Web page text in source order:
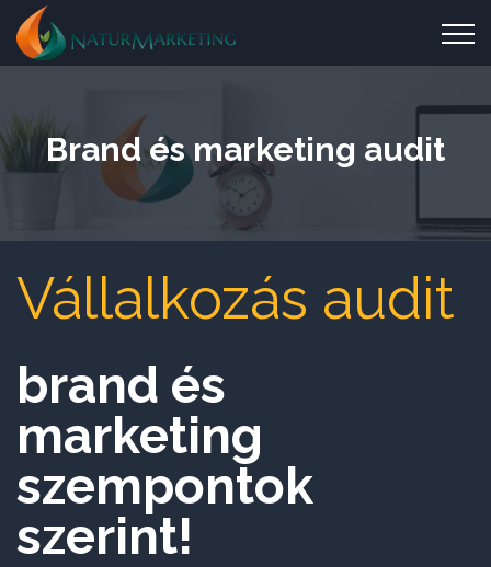
Brand és marketing audit
Vállalkozás audit
brand és
marketing
szempontok
szerint!